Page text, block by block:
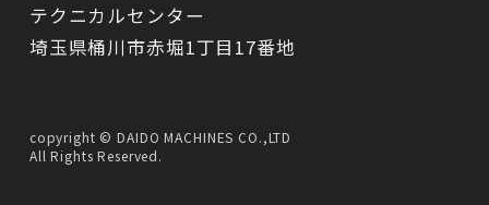
テクニカルセンター
埼玉県桶川市赤堀1丁目17番地
copyright © DAIDO MACHINES CO.,LTD
All Rights Reserved.